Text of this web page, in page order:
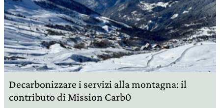
Decarbonizzare i servizi alla montagna: il
contributo di Mission Carb0